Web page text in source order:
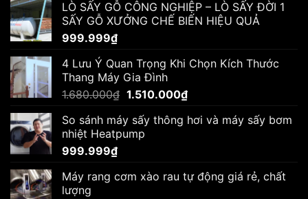
LÒ SẤY GỖ CÔNG NGHIỆP – LÒ SẤY ĐỜI 1
SẤY GỖ XƯỞNG CHẾ BIẾN HIỆU QUẢ
999.999₫
4 Lưu Ý Quan Trọng Khi Chọn Kích Thước
Thang Máy Gia Đình
1.680.000₫ Giá
là:
1.680.000₫.
1.510.000₫Giá
tại
So sánh máy sấy thông hơi và máy sấy bơm
nhiệt Heatpump
999.999₫
Máy rang cơm xào rau tự động giá rẻ, chất
lượng